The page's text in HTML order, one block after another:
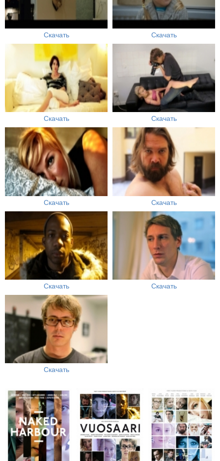
Скачать Скачать
Скачать Скачать
Скачать Скачать
Скачать Скачать
Скачать